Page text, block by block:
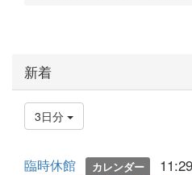
新着
3日分
臨時休館 カレンダー 11:29